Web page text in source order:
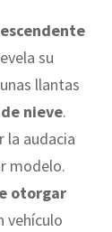
su
llantas
nieve.
la audacia
modelo.
otorgar
vehículo